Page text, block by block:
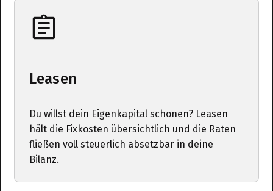
Leasen
Du willst dein Eigenkapital schonen? Leasen
hält die Fixkosten übersichtlich und die Raten
fließen voll steuerlich absetzbar in deine
Bilanz.